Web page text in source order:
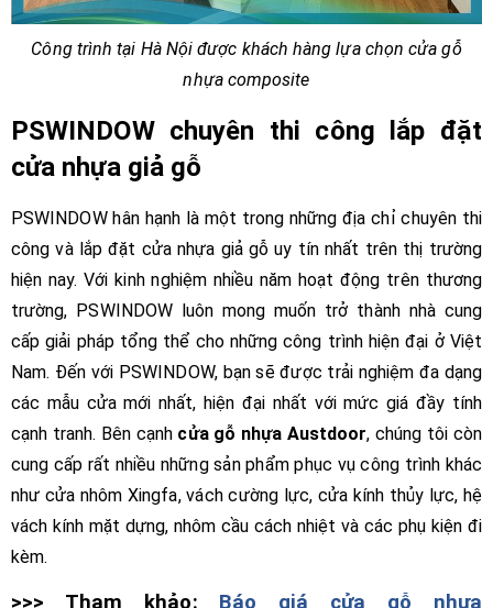
Công trình tại Hà Nội được khách hàng lựa chọn cửa gỗ
nhựa composite
PSWINDOW chuyên thi công lắp đặt
cửa nhựa giả gỗ
PSWINDOW hân hạnh là một trong những địa chỉ chuyên thi
công và lắp đặt cửa nhựa giả gỗ uy tín nhất trên thị trường
hiện nay. Với kinh nghiệm nhiều năm hoạt động trên thương
trường, PSWINDOW luôn mong muốn trở thành nhà cung
cấp giải pháp tổng thể cho những công trình hiện đại ở Việt
Nam. Đến với PSWINDOW, bạn sẽ được trải nghiệm đa dạng
các mẫu cửa mới nhất, hiện đại nhất với mức giá đầy tính
cạnh tranh. Bên cạnh cửa gỗ nhựa Austdoor, chúng tôi còn
cung cấp rất nhiều những sản phẩm phục vụ công trình khác
như cửa nhôm Xingfa, vách cường lực, cửa kính thủy lực, hệ
vách kính mặt dựng, nhôm cầu cách nhiệt và các phụ kiện đi
kèm.
>>> Tham khảo: Báo giá cửa gỗ nhựa